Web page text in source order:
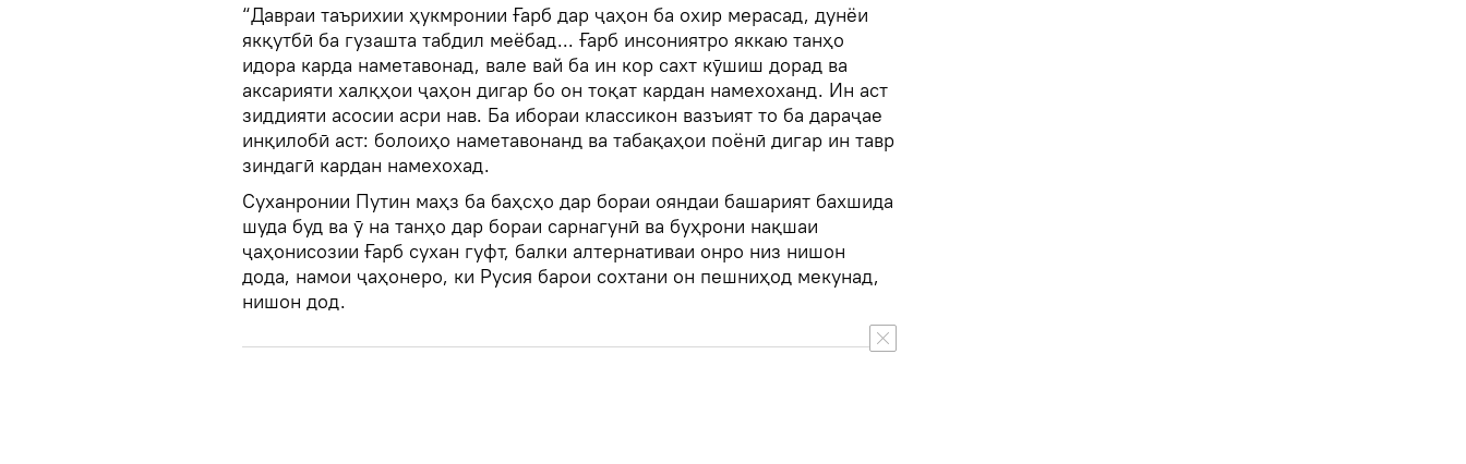
“Давраи таърихии ҳукмронии Ғарб дар ҷаҳон ба охир мерасад, дунёи
якқутбӣ ба гузашта табдил меёбад... Ғарб инсониятро яккаю танҳо
идора карда наметавонад, вале вай ба ин кор сахт кӯшиш дорад ва
аксарияти халқҳои ҷаҳон дигар бо он тоқат кардан намехоханд. Ин аст
зиддияти асосии асри нав. Ба ибораи классикон вазъият то ба дараҷае
инқилобӣ аст: болоиҳо наметавонанд ва табақаҳои поёнӣ дигар ин тавр
зиндагӣ кардан намехохад.
Суханронии Путин маҳз ба баҳсҳо дар бораи ояндаи башарият бахшида
шуда буд ва ӯ на танҳо дар бораи сарнагунӣ ва буҳрони нақшаи
ҷаҳонисозии Ғарб сухан гуфт, балки алтернативаи онро низ нишон
дода, намои ҷаҳонеро, ки Русия барои сохтани он пешниҳод мекунад,
нишон дод.